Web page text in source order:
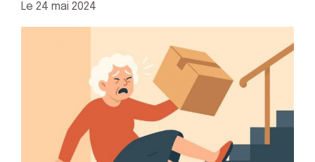
Le 24 mai 2024